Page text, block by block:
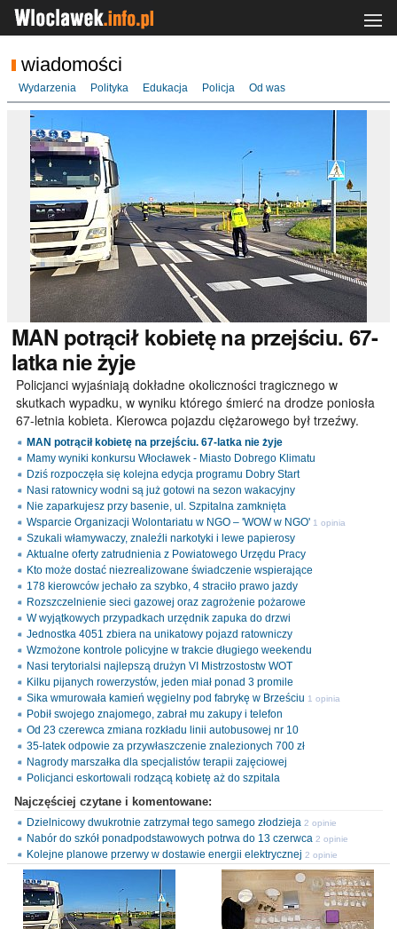
wiadomości
Wydarzenia Polityka Edukacja Policja Od was
MAN potrącił kobietę na przejściu. 67-
latka nie żyje
Policjanci wyjaśniają dokładne okoliczności tragicznego w
skutkach wypadku, w wyniku którego śmierć na drodze poniosła
67-letnia kobieta. Kierowca pojazdu ciężarowego był trzeźwy.
MAN potrącił kobietę na przejściu. 67-latka nie żyje
Mamy wyniki konkursu Włocławek - Miasto Dobrego Klimatu
Dziś rozpoczęła się kolejna edycja programu Dobry Start
Nasi ratownicy wodni są już gotowi na sezon wakacyjny
Nie zaparkujesz przy basenie, ul. Szpitalna zamknięta
Wsparcie Organizacji Wolontariatu w NGO – 'WOW w NGO' 1 opinia
Szukali włamywaczy, znaleźli narkotyki i lewe papierosy
Aktualne oferty zatrudnienia z Powiatowego Urzędu Pracy
Kto może dostać niezrealizowane świadczenie wspierające
178 kierowców jechało za szybko, 4 straciło prawo jazdy
Rozszczelnienie sieci gazowej oraz zagrożenie pożarowe
W wyjątkowych przypadkach urzędnik zapuka do drzwi
Jednostka 4051 zbiera na unikatowy pojazd ratowniczy
Wzmożone kontrole policyjne w trakcie długiego weekendu
Nasi terytorialsi najlepszą drużyn VI Mistrzostostw WOT
Kilku pijanych rowerzystów, jeden miał ponad 3 promile
Sika wmurowała kamień węgielny pod fabrykę w Brześciu 1 opinia
Pobił swojego znajomego, zabrał mu zakupy i telefon
Od 23 czerewca zmiana rozkładu linii autobusowej nr 10
35-latek odpowie za przywłaszczenie znalezionych 700 zł
Nagrody marszałka dla specjalistów terapii zajęciowej
Policjanci eskortowali rodzącą kobietę aż do szpitala
Najczęściej czytane i komentowane:
Dzielnicowy dwukrotnie zatrzymał tego samego złodzieja 2 opinie
Nabór do szkół ponadpodstawowych potrwa do 13 czerwca 2 opinie
Kolejne planowe przerwy w dostawie energii elektrycznej 2 opinie